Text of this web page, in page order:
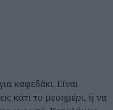
καφεδάκι. Είναι
κάτι το μεσημέρι, ή να